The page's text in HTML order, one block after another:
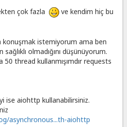
çok fazla
ve kendim hiç bu
konuşmak istemiyorum ama ben
olmadığını düşünüyorum.
thread kullanmışımdır requests
ise aiohttp kullanabilirsiniz.
asynchronous...th-aiohttp